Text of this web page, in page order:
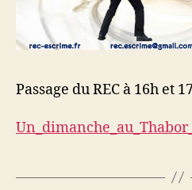
Passage du REC à 16h et